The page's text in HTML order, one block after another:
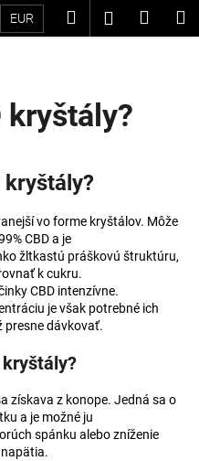
EUR Hľadať
kryštály?
kryštály?
vo forme kryštálov. Môže
CBD a je
žltkastú práškovú štruktúru,
k cukru.
CBD intenzívne.
je však potrebné ich
presne dávkovať.
kryštály?
získava z konope. Jedná sa o
a je možné ju
spánku alebo zníženie